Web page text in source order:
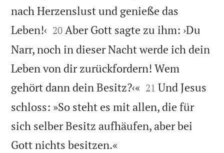
nach Herzenslust und genieße das
Leben!‹ 

20 Aber Gott sagte zu ihm: ›Du
Narr, noch in dieser Nacht werde ich dein
Leben von dir zurückfordern! Wem
gehört dann dein Besitz?‹« 

21 Und Jesus
schloss: »So steht es mit allen, die für
sich selber Besitz aufhäufen, aber bei
Gott nichts besitzen.«